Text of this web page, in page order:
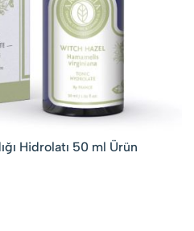
Hidrolatı 50 ml Ürün